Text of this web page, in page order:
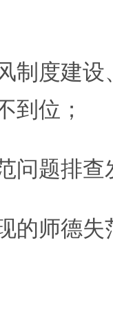
度建设
到位；
题排查
师德失